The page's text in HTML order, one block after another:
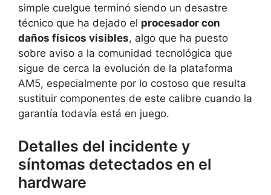
simple cuelgue terminó siendo un desastre
técnico que ha dejado el procesador con
daños físicos visibles, algo que ha puesto
sobre aviso a la comunidad tecnológica que
sigue de cerca la evolución de la plataforma
AM5, especialmente por lo costoso que resulta
sustituir componentes de este calibre cuando la
garantía todavía está en juego.
Detalles del incidente y
síntomas detectados en el
hardware